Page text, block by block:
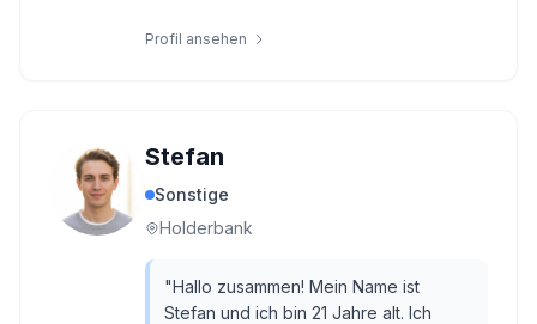
Profil ansehen
Stefan
Sonstige
Holderbank
"Hallo zusammen! Mein Name ist
Stefan und ich bin 21 Jahre alt. Ich